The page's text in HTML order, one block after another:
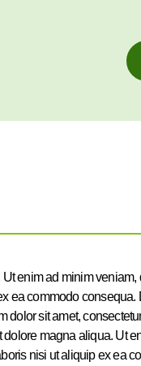
enim ad minim veniam,
ea commodo consequa.
dolor sit amet,
magna aliqua. Ut
nisi ut aliquip ex ea